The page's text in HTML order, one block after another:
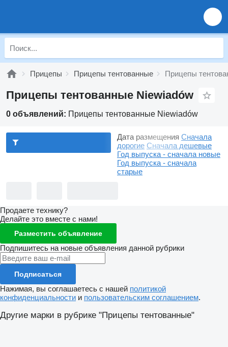
Прицепы Прицепы тентованные Прицепы
Прицепы тентованные Niewiadów
0 объявлений: Прицепы тентованные Niewiadów
Дата размещения Сначала
дорогие Сначала дешевые
Год выпуска - сначала новые
Год выпуска - сначала
старые
Продаете технику?
Делайте это вместе с нами!
Разместить объявление
Подпишитесь на новые объявления данной рубрики
Подписаться
Нажимая, вы соглашаетесь с нашей политикой
конфиденциальности и пользовательским соглашением.
Другие марки в рубрике "Прицепы тентованные"